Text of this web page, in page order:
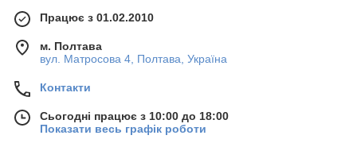
Працює з 01.02.2010
м. Полтава
вул. Матросова 4, Полтава, Україна
Контакти
Сьогодні працює з 10:00 до 18:00
Показати весь графік роботи